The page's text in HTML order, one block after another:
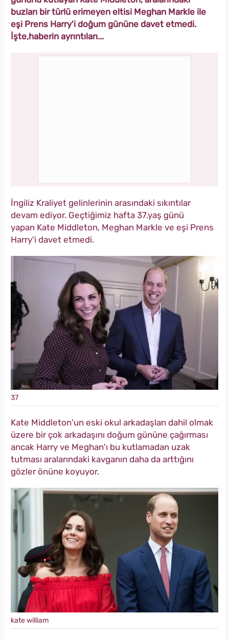
buzları bir türlü erimeyen eltisi Meghan Markle ile
eşi Prens Harry'i doğum gününe davet etmedi.
İşte,haberin ayrıntıları...
İngiliz Kraliyet gelinlerinin arasındaki sıkıntılar
devam ediyor. Geçtiğimiz hafta 37.yaş günü
yapan Kate Middleton, Meghan Markle ve eşi Prens
Harry'i davet etmedi.
37
Kate Middleton'un eski okul arkadaşları dahil olmak
üzere bir çok arkadaşını doğum gününe çağırması
ancak Harry ve Meghan'ı bu kutlamadan uzak
tutması aralarındaki kavganın daha da arttığını
gözler önüne koyuyor.
kate william